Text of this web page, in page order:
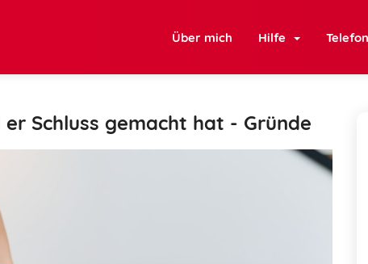
Über mich Hilfe
Schluss gemacht hat - Gründe